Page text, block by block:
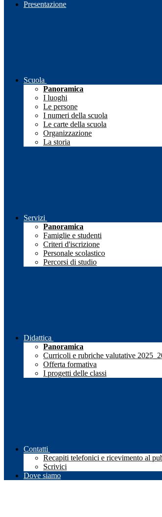
Presentazione
Scuola
Panoramica
I luoghi
Le persone
I numeri della scuola
Le carte della scuola
Organizzazione
La storia
Servizi
Panoramica
Famiglie e studenti
Criteri d'iscrizione
Personale scolastico
Percorsi di studio
Didattica
Panoramica
Curricoli e rubriche valutative
Offerta formativa
I progetti delle classi
Contatti
Recapiti telefonici e ricevimento al
Scrivici
Dove siamo